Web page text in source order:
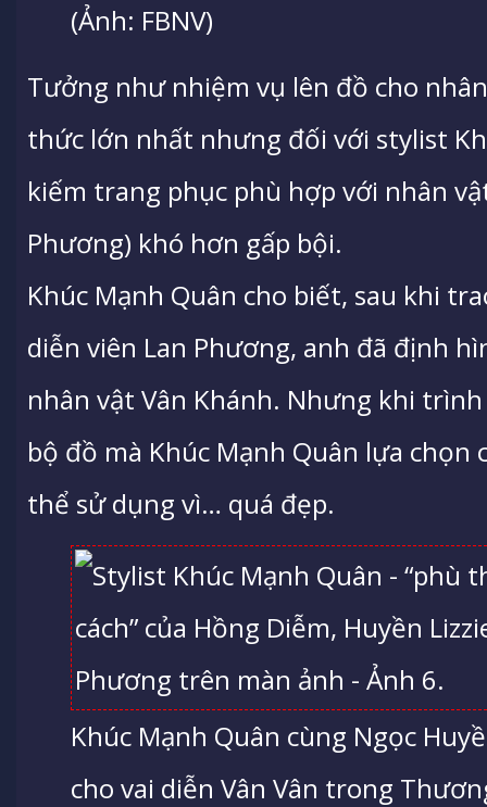
(Ảnh: FBNV)
Tưởng như nhiệm vụ lên đồ cho
thức lớn nhất nhưng đối với stylist
kiếm trang phục phù hợp với nhân
Phương) khó hơn gấp bội.
Khúc Mạnh Quân cho biết, sau khi
diễn viên Lan Phương, anh đã định
nhân vật Vân Khánh. Nhưng khi
bộ đồ mà Khúc Mạnh Quân lựa chọn
thể sử dụng vì… quá đẹp.
Khúc Mạnh Quân cùng Ngọc
cho vai diễn Vân Vân trong